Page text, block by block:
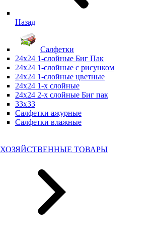
Назад
Салфетки
24х24 1-слойные Биг Пак
24х24 1-слойные с рисунком
24х24 1-слойные цветные
24х24 1-х слойные
24х24 2-х слойные Биг пак
33х33
Салфетки ажурные
Салфетки влажные
ХОЗЯЙСТВЕННЫЕ ТОВАРЫ